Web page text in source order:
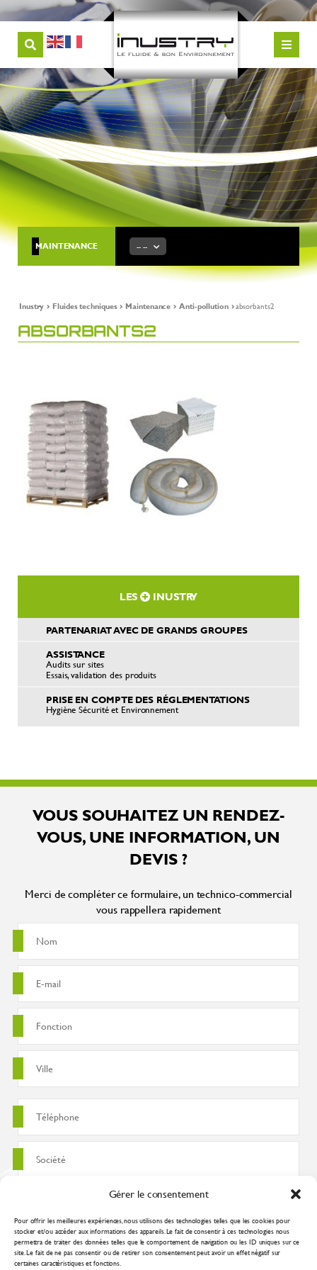
Gérer le consentement
Pour offrir les meilleures expériences, nous utilisons des technologies telles que les cookies pour
stocker et/ou accéder aux informations des appareils. Le fait de consentir à ces technologies nous
permettra de traiter des données telles que le comportement de navigation ou les ID uniques sur ce
site. Le fait de ne pas consentir ou de retirer son consentement peut avoir un effet négatif sur
certaines caractéristiques et fonctions.
MAINTENANCE -- --
Inustry Fluides techniques Maintenance Anti-pollution absorbants2
ABSORBANTS2
LES INUSTRY
PARTENARIAT AVEC DE GRANDS GROUPES
ASSISTANCE
Audits sur sites
Essais, validation des produits
PRISE EN COMPTE DES RÉGLEMENTATIONS
Hygiène Sécurité et Environnement
VOUS SOUHAITEZ UN RENDEZ-
VOUS, UNE INFORMATION, UN
DEVIS ?
Merci de compléter ce formulaire, un technico-commercial
vous rappellera rapidement